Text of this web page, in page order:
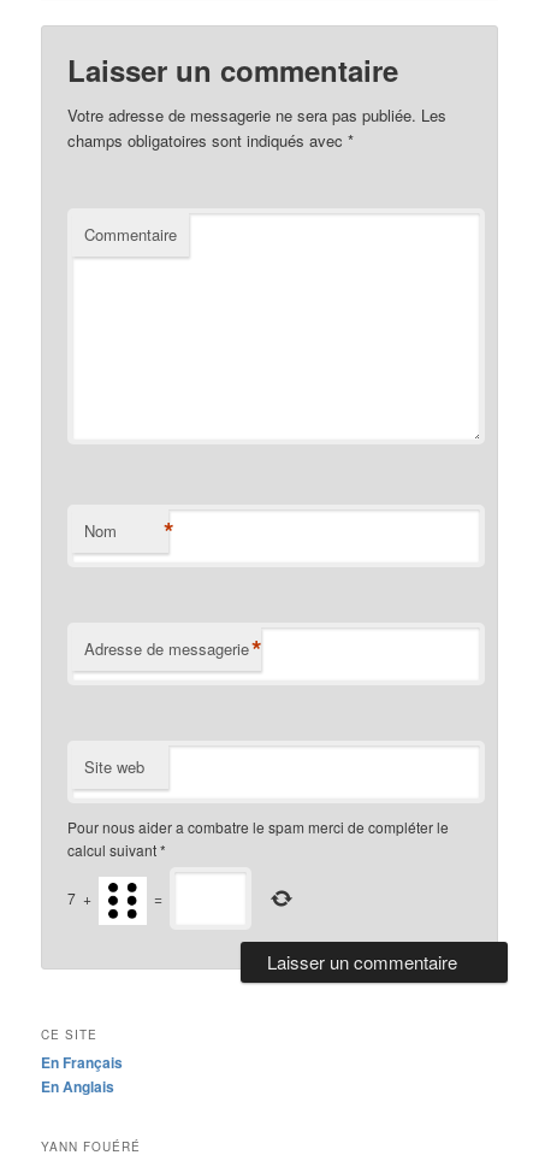
Laisser un commentaire
Votre adresse de messagerie ne sera pas publiée. Les
champs obligatoires sont indiqués avec*
Commentaire
Nom *
Adresse de messagerie*
Site web
Pour nous aider a combatre le spam merci de compléter le
calcul suivant*
7 + =
CE SITE
En Français
En Anglais
YANN FOUÉRÉ